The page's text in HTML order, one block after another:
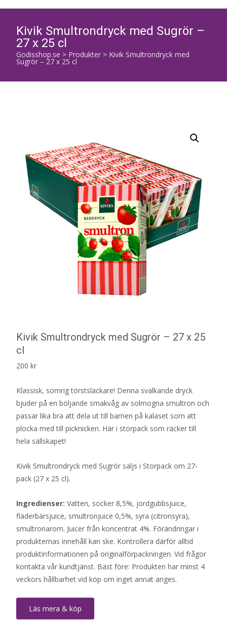
Kivik Smultrondryck med Sugrör –
27 x 25 cl
Godisshop.se > Produkter > Kivik Smultrondryck med
Sugrör – 27 x 25 cl
Kivik Smultrondryck med Sugrör – 27 x 25
cl
200 kr
Klassisk, somrig törstsläckare! Denna svalkande dryck
bjuder på en böljande smakvåg av solmogna smultron och
passar lika bra att dela ut till barnen på kalaset som att
plocka med till picknicken. Här i storpack som räcker till
hela sällskapet!
Kivik Smultrondryck med Sugrör säljs i Storpack om 27-
pack (27 x 25 cl).
Ingredienser: Vatten, socker 8,5%, jordgubbsjuice,
fläderbärsjuice, smultronjuice 0,5%, syra (citronsyra),
smultronarom. Juicer från koncentrat 4%. Förändringar i
produkternas innehåll kan ske. Kontrollera därför alltid
produktinformationen på originalförpackningen. Vid frågor
kontakta vår kundtjänst. Bäst före: Produkten har minst 4
veckors hållbarhet vid köp om inget annat anges.
Läs mera & köp